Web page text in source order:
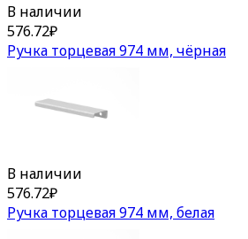
В наличии
576.72₽
Ручка торцевая 974 мм, чёрная
В наличии
576.72₽
Ручка торцевая 974 мм, белая